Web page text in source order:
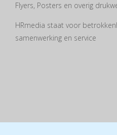
Flyers, Posters en overig
HRmedia staat voor
samenwerking en service